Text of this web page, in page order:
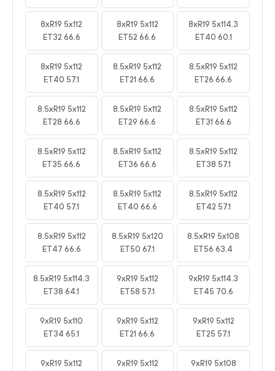
8xR19 5x112
ET32 66.6
8xR19 5x112
ET52 66.6
8xR19 5x114.3
ET40 60.1
8xR19 5x112
ET40 57.1
8.5xR19 5x112
ET21 66.6
8.5xR19 5x112
ET26 66.6
8.5xR19 5x112
ET28 66.6
8.5xR19 5x112
ET29 66.6
8.5xR19 5x112
ET31 66.6
8.5xR19 5x112
ET35 66.6
8.5xR19 5x112
ET36 66.6
8.5xR19 5x112
ET38 57.1
8.5xR19 5x112
ET40 57.1
8.5xR19 5x112
ET40 66.6
8.5xR19 5x112
ET42 57.1
8.5xR19 5x112
ET47 66.6
8.5xR19 5x120
ET50 67.1
8.5xR19 5x108
ET56 63.4
8.5xR19 5x114.3
ET38 64.1
9xR19 5x112
ET58 57.1
9xR19 5x114.3
ET45 70.6
9xR19 5x110
ET34 65.1
9xR19 5x112
ET21 66.6
9xR19 5x112
ET25 57.1
9xR19 5x112
9xR19 5x112
9xR19 5x108